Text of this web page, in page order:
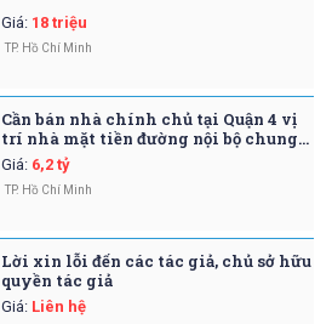
Giá: 18 triệu
TP. Hồ Chí Minh
Cần bán nhà chính chủ tại Quận 4 vị
trí nhà mặt tiền đường nội bộ chung
cư
Giá: 6,2 tỷ
TP. Hồ Chí Minh
Lời xin lỗi đến các tác giả, chủ sở hữu
quyền tác giả
Giá: Liên hệ